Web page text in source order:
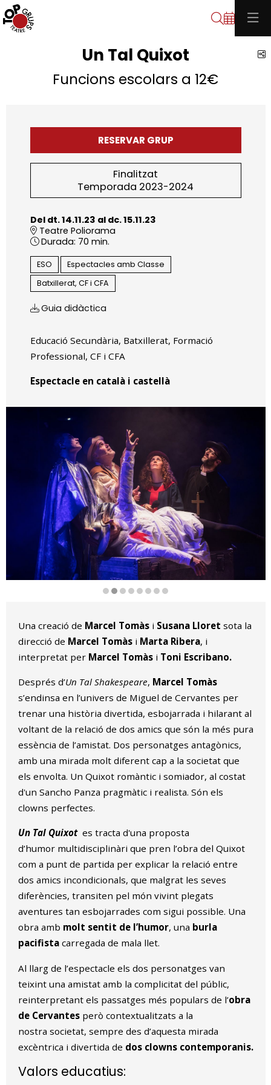
Cerca
Un Tal Quixot
Funcions escolars a 12€
RESERVAR GRUP
Finalitzat
Temporada 2023-2024
Del dt. 14.11.23 al dc. 15.11.23
Teatre Poliorama
Durada: 70 min.
ESO
Espectacles amb Classe
Batxillerat, CF i CFA
Guia didàctica
Educació Secundària, Batxillerat, Formació
Professional, CF i CFA
Espectacle en català i castellà
Una creació de Marcel Tomàsi Susana Lloret sota la
direcció de Marcel Tomàsi Marta Ribera, i
interpretat per Marcel Tomàsi Toni Escribano.
Després d’Un Tal Shakespeare, Marcel Tomàs
s’endinsa en l’univers de Miguel de Cervantes per
trenar una història divertida, esbojarrada i hilarant al
voltant de la relació de dos amics que són la més pura
essència de l’amistat. Dos personatges antagònics,
amb una mirada molt diferent cap a la societat que
els envolta. Un Quixot romàntic i somiador, al costat
d'un Sancho Panza pragmàtic i realista. Són els
clowns perfectes.
Un Tal Quixot es tracta d'una proposta
d’humor multidisciplinàri que pren l’obra del Quixot
com a punt de partida per explicar la relació entre
dos amics incondicionals, que malgrat les seves
diferències, transiten pel món vivint plegats
aventures tan esbojarrades com sigui possible. Una
obra amb molt sentit de l’humor, una burla
pacifistacarregada de mala llet.
Al llarg de l’espectacle els dos personatges van
teixint una amistat amb la complicitat del públic,
reinterpretant els passatges més populars de l’obra
de Cervantesperò contextualitzats a la
nostra societat, sempre des d’aquesta mirada
excèntrica i divertida de dos clowns contemporanis.
Valors educatius: